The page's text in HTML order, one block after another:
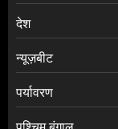
देश
न्यूज़बीट
पर्यावरण